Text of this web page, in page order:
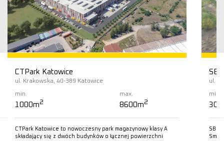
CTPark Katowice
ul. Krakowska, 40-389 Katowice
min.
1000m2
max.
8600m2
CTPark Katowice to nowoczesny park magazynowy klasy A
składający się z dwóch budynków o łącznej powierzchni
ul.
min.
SBU